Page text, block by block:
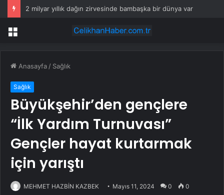
2 milyar yıllık dağın zirvesinde bambaşka bir dünya var
Menü
Anasayfa / Sağlık
Sağlık
Büyükşehir’den gençlere
“İlk Yardım Turnuvası”
Gençler hayat kurtarmak
için yarıştı
MEHMET HAZBİN KAZBEK Mayıs 11, 2024 0 0